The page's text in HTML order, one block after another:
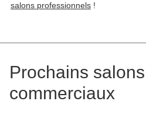
salons professionnels !
Prochains salons
commerciaux